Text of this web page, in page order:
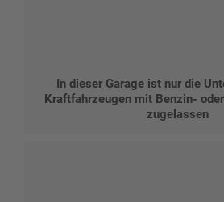
In dieser Garage ist nur die
Kraftfahrzeugen mit Benzin-
zugelassen